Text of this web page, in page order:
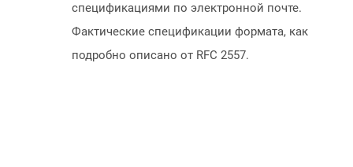
спецификациями по электронной почте.
Фактические спецификации формата, как
подробно описано от RFC 2557.